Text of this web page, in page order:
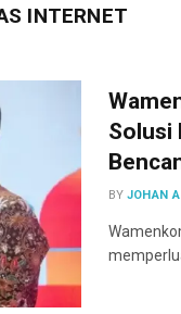
INTERNET
Solusi
BY JOHAN